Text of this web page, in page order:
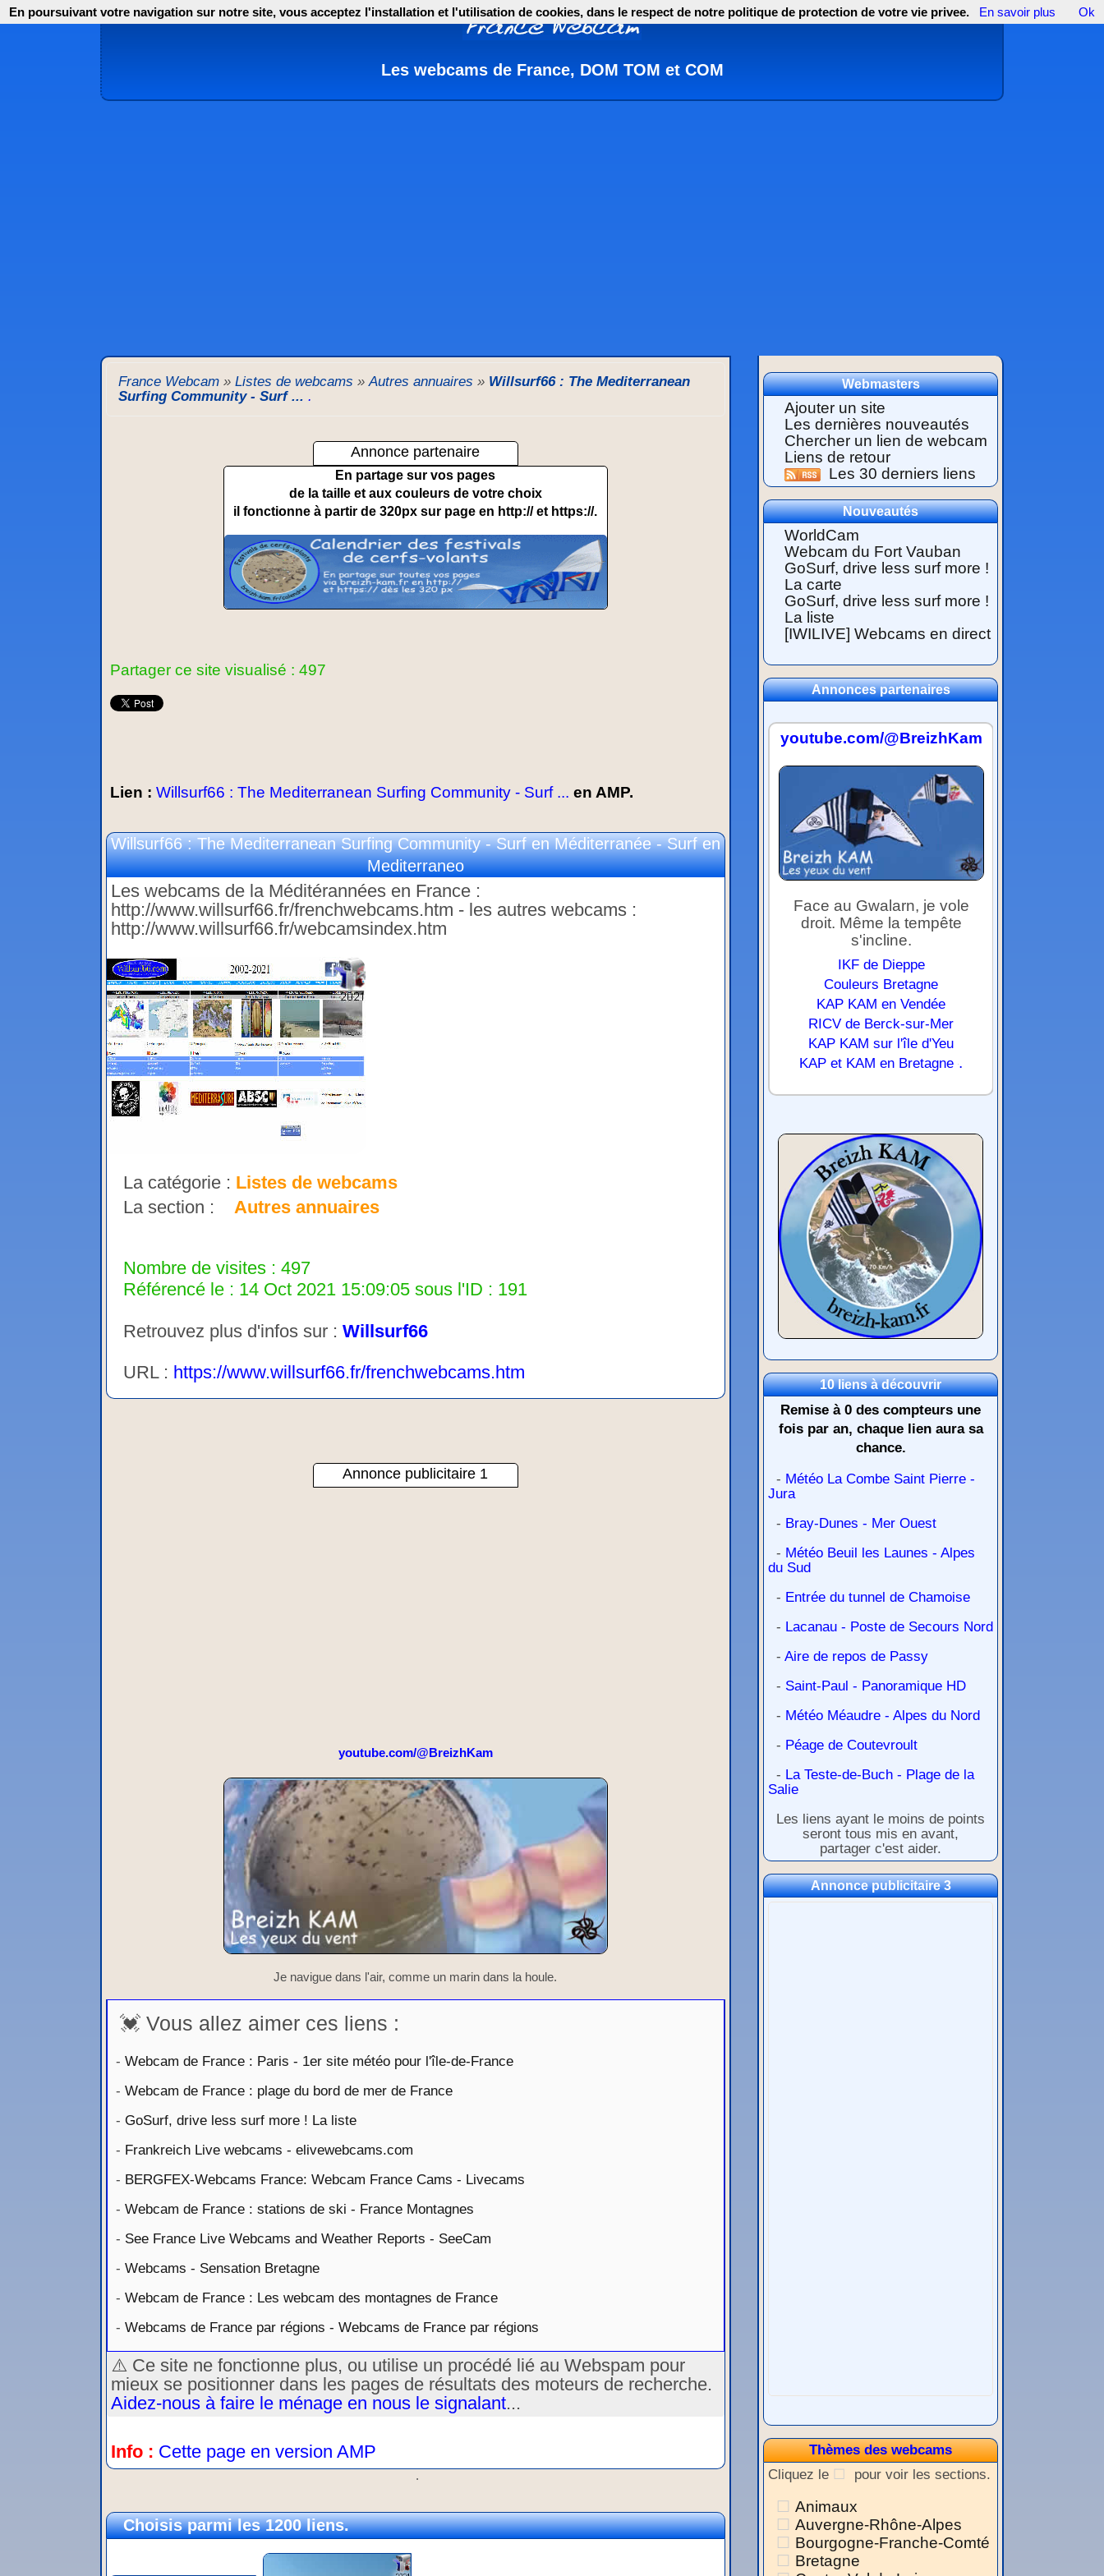
Les webcams de France, DOM TOM et COM
France Webcam » Listes de webcams »Autres annuaires » Willsurf66 : The Mediterranean
Surfing Community - Surf ... .
Annonce partenaire
En partage sur vos pages
de la taille et aux couleurs de votre choix
il fonctionne à partir de 320px sur page en http:// et https://.
Partager ce site visualisé : 497
Lien : Willsurf66 : The Mediterranean Surfing Community - Surf ... en AMP.
Willsurf66 : The Mediterranean Surfing Community - Surf en Méditerranée - Surf en
Mediterraneo
Les webcams de la Méditérannées en France :
http://www.willsurf66.fr/frenchwebcams.htm - les autres webcams :
http://www.willsurf66.fr/webcamsindex.htm
La catégorie : Listes de webcams
La section : Autres annuaires
Nombre de visites : 497
Référencé le : 14 Oct 2021 15:09:05 sous l'ID : 191
Retrouvez plus d'infos sur : Willsurf66
URL : https://www.willsurf66.fr/frenchwebcams.htm
Annonce publicitaire 1
youtube.com/@BreizhKam
Je navigue dans l'air, comme un marin dans la houle.
💓 Vous allez aimer ces liens :
- Webcam de France : Paris - 1er site météo pour l'île-de-France
- Webcam de France : plage du bord de mer de France
- GoSurf, drive less surf more ! La liste
- Frankreich Live webcams - elivewebcams.com
- BERGFEX-Webcams France: Webcam France Cams - Livecams
- Webcam de France : stations de ski - France Montagnes
- See France Live Webcams and Weather Reports - SeeCam
- Webcams - Sensation Bretagne
- Webcam de France : Les webcam des montagnes de France
- Webcams de France par régions - Webcams de France par régions
⚠️ Ce site ne fonctionne plus, ou utilise un procédé lié au Webspam pour
mieux se positionner dans les pages de résultats des moteurs de recherche.
Aidez-nous à faire le ménage en nous le signalant...
Info : Cette page en version AMP
.
Choisis parmi les 1200 liens.
Webmasters
Ajouter un site
Les dernières nouveautés
Chercher un lien de webcam
Liens de retour
Les 30 derniers liens
Nouveautés
WorldCam
Webcam du Fort Vauban
GoSurf, drive less surf more !
La carte
GoSurf, drive less surf more !
La liste
[IWILIVE] Webcams en direct
Annonces partenaires
youtube.com/@BreizhKam
Face au Gwalarn, je vole
droit. Même la tempête
s'incline.
IKF de Dieppe
Couleurs Bretagne
KAP KAM en Vendée
RICV de Berck-sur-Mer
KAP KAM sur l'île d'Yeu
KAP et KAM en Bretagne .
10 liens à découvrir
Remise à 0 des compteurs une
fois par an, chaque lien aura sa
chance.
- Météo La Combe Saint Pierre -
Jura
- Bray-Dunes - Mer Ouest
- Météo Beuil les Launes - Alpes
du Sud
- Entrée du tunnel de Chamoise
- Lacanau - Poste de Secours Nord
- Aire de repos de Passy
- Saint-Paul - Panoramique HD
- Météo Méaudre - Alpes du Nord
- Péage de Coutevroult
- La Teste-de-Buch - Plage de la
Salie
Les liens ayant le moins de points
seront tous mis en avant,
partager c'est aider.
Annonce publicitaire 3
Thèmes des webcams
Cliquez le
pour voir les sections.
Animaux
Auvergne-Rhône-Alpes
Bourgogne-Franche-Comté
Bretagne
En poursuivant votre navigation sur notre site, vous acceptez l'installation et l'utilisation de cookies, dans le respect de notre politique de protection de votre vie privee. En savoir plus Ok